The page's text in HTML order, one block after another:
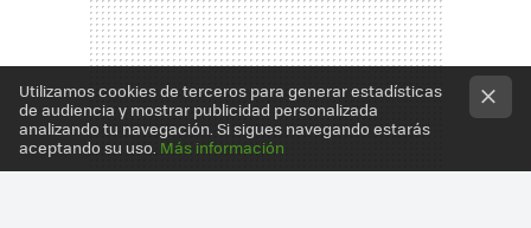
Utilizamos cookies de terceros para generar estadísticas
de audiencia y mostrar publicidad personalizada
analizando tu navegación. Si sigues navegando estarás
aceptando su uso. Más información